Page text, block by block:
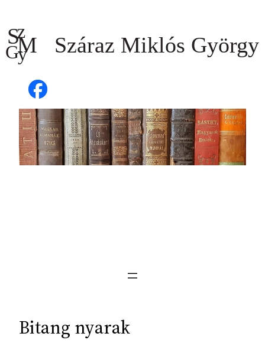
tartalomhoz
Bitang nyarak